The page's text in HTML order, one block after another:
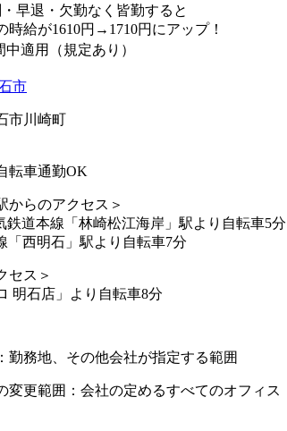
早退・欠勤なく皆勤すると
給が1610円→1710円にアップ！
適用（規定あり）
市
市川崎町
転車通勤OK
からのアクセス＞
鉄道本線「林崎松江海岸」駅より自転車5分
「西明石」駅より自転車7分
セス＞
明石店」より自転車8分
勤務地、その他会社が指定する範囲
変更範囲：会社の定めるすべてのオフィス